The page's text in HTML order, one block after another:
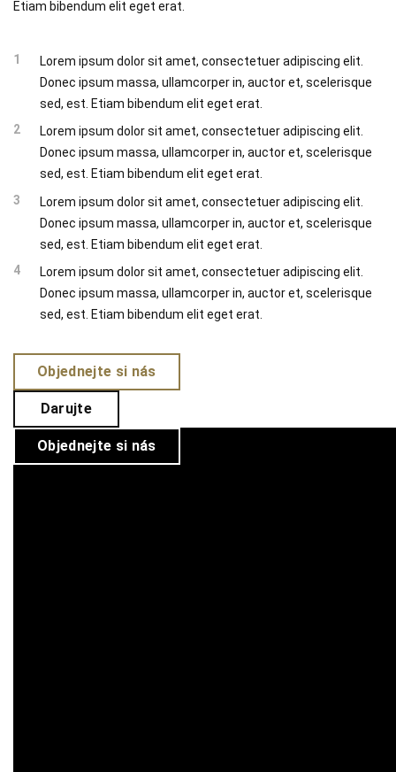
Etiam bibendum elit eget erat.
Lorem ipsum dolor sit amet, consectetuer adipiscing elit.
Donec ipsum massa, ullamcorper in, auctor et, scelerisque
sed, est. Etiam bibendum elit eget erat.
Lorem ipsum dolor sit amet, consectetuer adipiscing elit.
Donec ipsum massa, ullamcorper in, auctor et, scelerisque
sed, est. Etiam bibendum elit eget erat.
Lorem ipsum dolor sit amet, consectetuer adipiscing elit.
Donec ipsum massa, ullamcorper in, auctor et, scelerisque
sed, est. Etiam bibendum elit eget erat.
Lorem ipsum dolor sit amet, consectetuer adipiscing elit.
Donec ipsum massa, ullamcorper in, auctor et, scelerisque
sed, est. Etiam bibendum elit eget erat.
Objednejte si nás
Darujte
Objednejte si nás